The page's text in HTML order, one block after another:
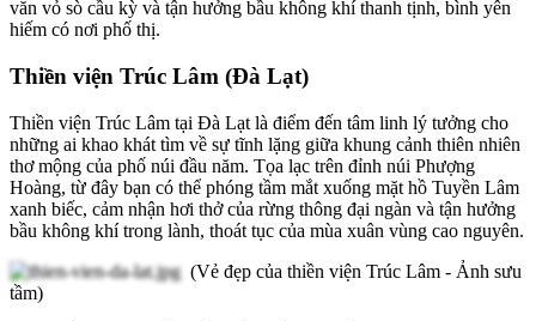
văn vỏ sò cầu kỳ và tận hưởng bầu không khí thanh tịnh, bình yên
hiếm có nơi phố thị.
Thiền viện Trúc Lâm (Đà Lạt)
Thiền viện Trúc Lâm tại Đà Lạt là điểm đến tâm linh lý tưởng cho
những ai khao khát tìm về sự tĩnh lặng giữa khung cảnh thiên nhiên
thơ mộng của phố núi đầu năm. Tọa lạc trên đỉnh núi Phượng
Hoàng, từ đây bạn có thể phóng tầm mắt xuống mặt hồ Tuyền Lâm
xanh biếc, cảm nhận hơi thở của rừng thông đại ngàn và tận hưởng
bầu không khí trong lành, thoát tục của mùa xuân vùng cao nguyên.
(Vẻ đẹp của thiền viện Trúc Lâm - Ảnh sưu
tầm)